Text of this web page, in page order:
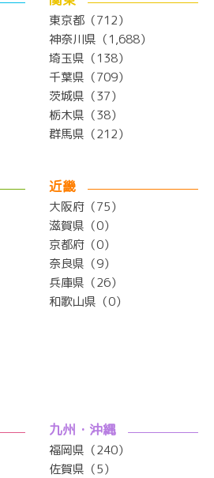
東京都（712）
神奈川県（1,688）
埼玉県（138）
千葉県（709）
茨城県（37）
栃木県（38）
群馬県（212）
近畿
大阪府（75）
滋賀県（0）
京都府（0）
奈良県（9）
兵庫県（26）
和歌山県（0）
九州・沖縄
福岡県（240）
佐賀県（5）